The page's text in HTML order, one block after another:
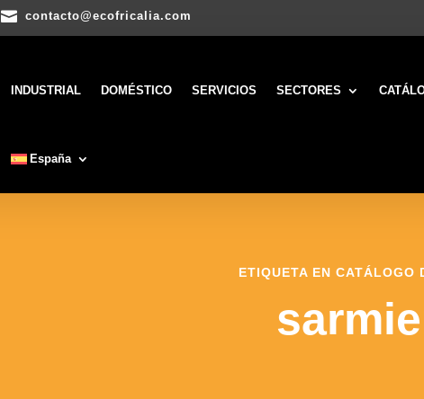
 contacto@ecofricalia.com
INDUSTRIAL DOMÉSTICO SERVICIOS SECTORES
España
ETIQUETA EN CATÁLOGO